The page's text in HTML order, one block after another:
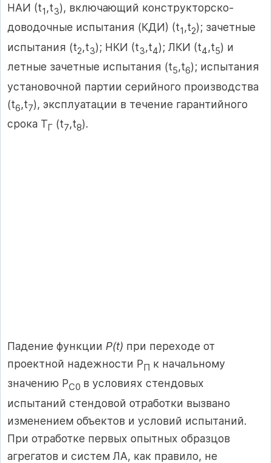
НАИ (t1 ,t3), включающий конструкторско-
доводочные испытания (КДИ) (t1,t2); зачетные
испытания (t2,t3); НКИ (t3,t4); ЛКИ (t4,t5) и
летные зачетные испытания (t5,t6); испытания
установочной партии серийного производства
(t6,t7), эксплуатации в течение гарантийного
срока TГ (t7,t8).
Падение функции P(t) при переходе от
проектной надежности PП к начальному
значению PС0 в условиях стендовых
испытаний стендовой отработки вызвано
изменением объектов и условий испытаний.
При отработке первых опытных образцов
агрегатов и систем ЛА, как правило, не